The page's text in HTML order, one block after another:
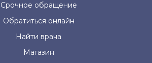
Срочное обращение
Обратиться онлайн
Найти врача
Магазин